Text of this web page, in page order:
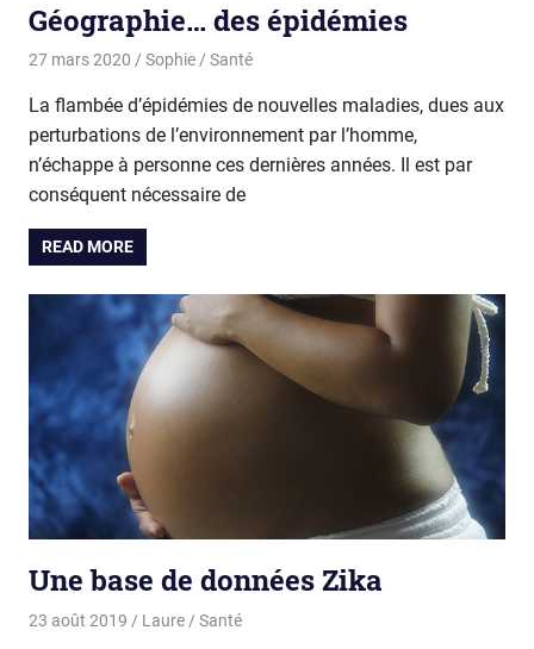
Géographie… des épidémies
27 mars 2020 Sophie Santé
La flambée d’épidémies de nouvelles maladies, dues aux
perturbations de l’environnement par l’homme,
n’échappe à personne ces dernières années. Il est par
conséquent nécessaire de
READ MORE
Une base de données Zika
23 août 2019 Laure Santé